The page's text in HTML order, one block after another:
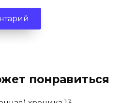
понравиться